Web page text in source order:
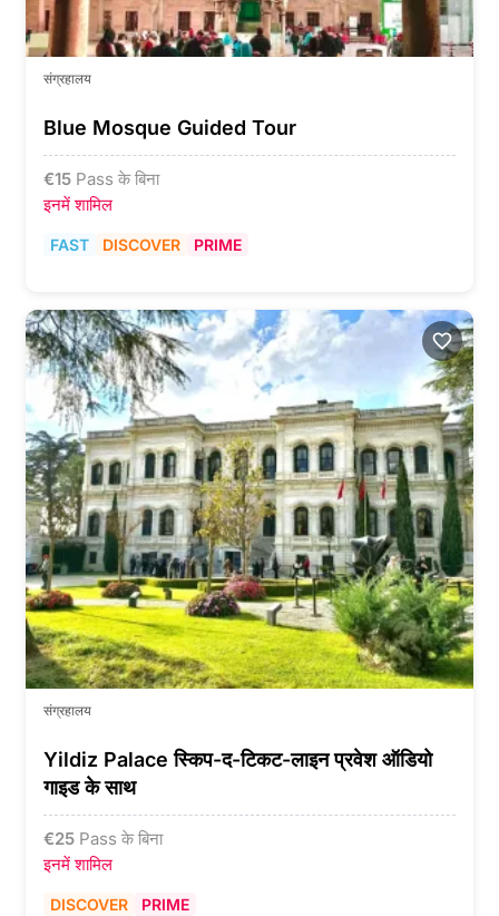
संग्रहालय
Blue Mosque Guided Tour
€15 Pass के बिना
इनमें शामिल
FAST DISCOVER PRIME
संग्रहालय
Yildiz Palace स्किप-द-टिकट-लाइन प्रवेश ऑडियो
गाइड के साथ
€25 Pass के बिना
इनमें शामिल
DISCOVER PRIME